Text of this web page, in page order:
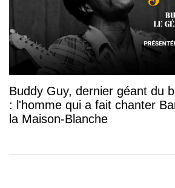
Buddy Guy, dernier géant du
: l'homme qui a fait chanter
la Maison-Blanche